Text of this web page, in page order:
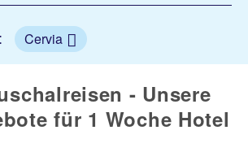
Cervia
- Unsere
für 1 Woche Hotel